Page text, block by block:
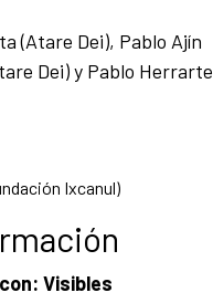
(Atare Dei), Pablo Ajín
Dei) y Pablo Herrarte
Ixcanul)
Visibles